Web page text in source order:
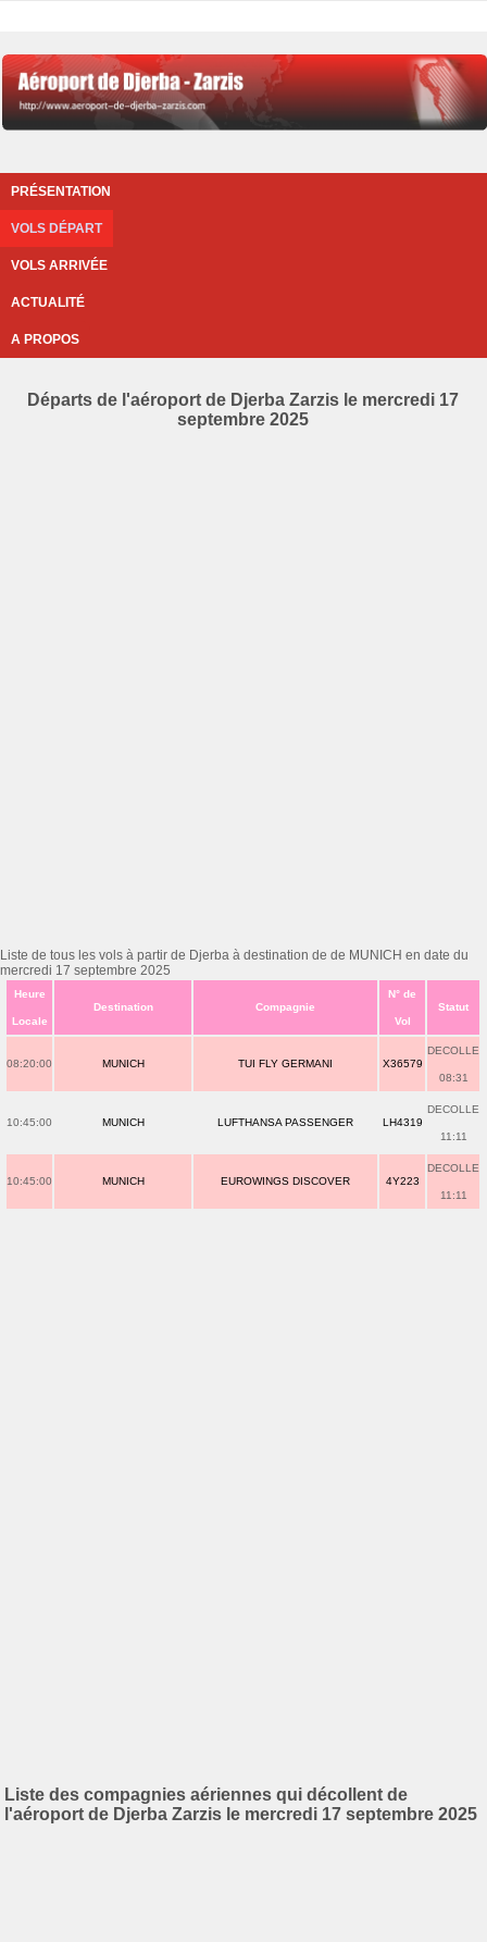
PRÉSENTATION
VOLS DÉPART
VOLS ARRIVÉE
ACTUALITÉ
A PROPOS
Départs de l'aéroport de Djerba Zarzis le mercredi 17
septembre 2025
Liste de tous les vols à partir de Djerba à destination de de MUNICH en date du
mercredi 17 septembre 2025
Heure
Locale
Destination Compagnie
N° de
Vol
Statut
08:20:00 MUNICH TUI FLY GERMANI X36579
DECOLLE
08:31
10:45:00 MUNICH LUFTHANSA PASSENGER LH4319
DECOLLE
11:11
10:45:00 MUNICH EUROWINGS DISCOVER 4Y223
DECOLLE
11:11
Liste des compagnies aériennes qui décollent de
l'aéroport de Djerba Zarzis le mercredi 17 septembre 2025